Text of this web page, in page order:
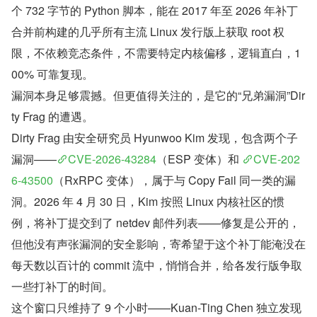
个 732 字节的 Python 脚本，能在 2017 年至 2026 年补丁
合并前构建的几乎所有主流 Linux 发行版上获取 root 权
限，不依赖竞态条件，不需要特定内核偏移，逻辑直白，1
00% 可靠复现。
漏洞本身足够震撼。但更值得关注的，是它的“兄弟漏洞”Dir
ty Frag 的遭遇。
Dirty Frag 由安全研究员 Hyunwoo Kim 发现，包含两个子
漏洞——
CVE-2026-43284 （ESP 变体）和
CVE-202
6-43500 （RxRPC 变体），属于与 Copy Fail 同一类的漏
洞。2026 年 4 月 30 日，Kim 按照 Linux 内核社区的惯
例，将补丁提交到了 netdev 邮件列表——修复是公开的，
但他没有声张漏洞的安全影响，寄希望于这个补丁能淹没在
每天数以百计的 commit 流中，悄悄合并，给各发行版争取
一些打补丁的时间。
这个窗口只维持了 9 个小时——Kuan-Ting Chen 独立发现